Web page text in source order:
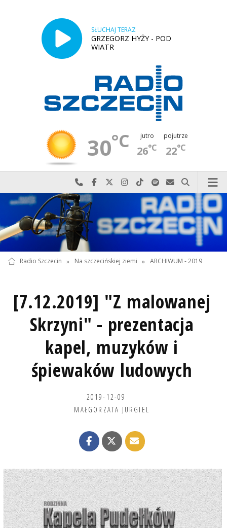
SŁUCHAJ TERAZ
GRZEGORZ HYŻY - POD
WIATR
30°C jutro
26°C
pojutrze
22°C
Najlepiej po prostu do nas zadzwoń
Odwiedź nas na Facebook-u
Odwiedź nas na X
Odwiedź nas na Instagram-ie
Odwiedź nas na TikTok-u
Szukaj nas na Spotify
Wyślij do nas
Szukaj
Radio Szczecin » Na szczecińskiej ziemi » ARCHIWUM - 2019
[7.12.2019] "Z malowanej
Skrzyni" - prezentacja
kapel, muzyków i
śpiewaków ludowych
2019-12-09
MAŁGORZATA JURGIEL